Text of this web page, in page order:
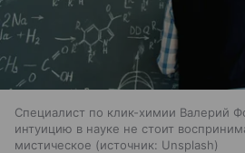
Специалист по клик-химии Валерий
интуицию в науке не стоит
мистическое
источник: Unsplash